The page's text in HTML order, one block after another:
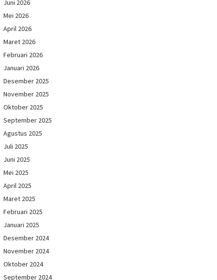
Juni 2026
Mei 2026
April 2026
Maret 2026
Februari 2026
Januari 2026
Desember 2025
November 2025
Oktober 2025
September 2025
Agustus 2025
Juli 2025
Juni 2025
Mei 2025
April 2025
Maret 2025
Februari 2025
Januari 2025
Desember 2024
November 2024
Oktober 2024
September 2024